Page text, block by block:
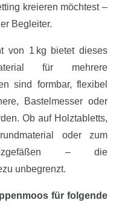
kreieren möchtest –
Begleiter.
von 1 kg bietet dieses
für mehrere
sind formbar, flexibel
Bastelmesser oder
Ob auf Holztabletts,
oder zum
– die
unbegrenzt.
für folgende